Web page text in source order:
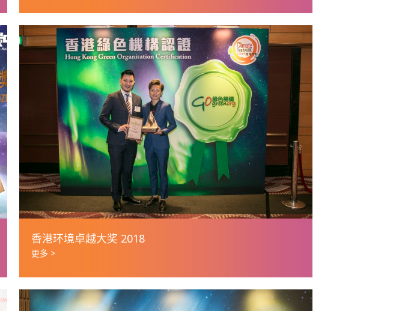
香港环境卓越大奖 2018
更多 >